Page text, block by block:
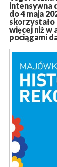
intensywna
do 4 maja
skorzystało
więcej niż w
pociągami